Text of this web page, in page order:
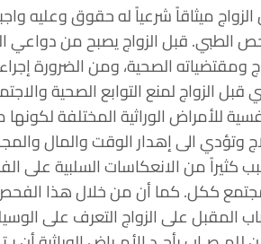
ميثاقاً شرعياً له حقوق وعليه
الطبي. قبل الزواج يصبح من دواعي
ومقتضياته الصحية، ومن الضرورة
قبل الزواج لمنع التوابع الصحية
للأمراض الوراثية المختلفة
وتؤدي الى إهدار الوقت والمال
كثيراً من الانعكاسات السلبية على
ككل. كما أن من خلال هذا
المقبل على الزواج التعرف على